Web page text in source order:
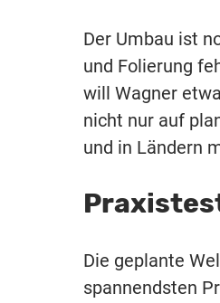
Der Umbau ist
und Folierung
will Wagner
nicht nur auf
und in Ländern
Die geplante
spannendsten